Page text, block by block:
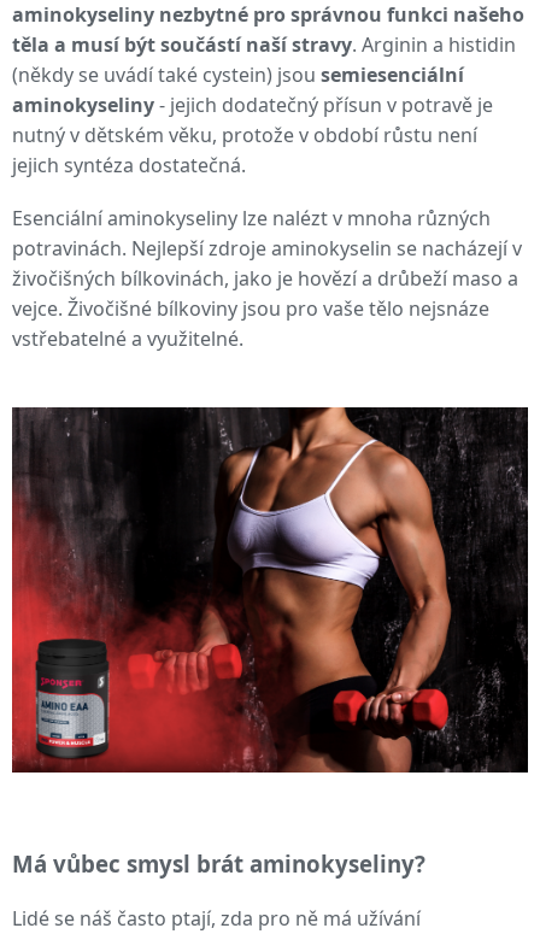
aminokyseliny nezbytné pro správnou funkci našeho
těla a musí být součástí naší stravy. Arginin a histidin
(někdy se uvádí také cystein) jsou semiesenciální
aminokyseliny- jejich dodatečný přísun v potravě je
nutný v dětském věku, protože v období růstu není
jejich syntéza dostatečná.
Esenciální aminokyseliny lze nalézt v mnoha různých
potravinách. Nejlepší zdroje aminokyselin se nacházejí v
živočišných bílkovinách, jako je hovězí a drůbeží maso a
vejce. Živočišné bílkoviny jsou pro vaše tělo nejsnáze
vstřebatelné a využitelné.
Má vůbec smysl brát aminokyseliny?
Lidé se náš často ptají, zda pro ně má užívání